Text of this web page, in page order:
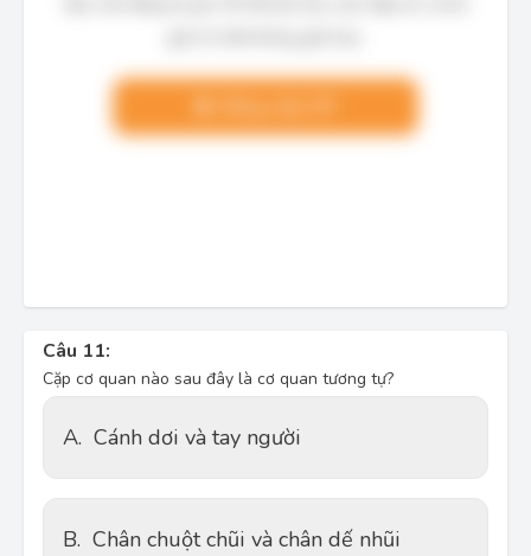
Câu 11:
Cặp cơ quan nào sau đây là cơ quan tương tự?
A. Cánh dơi và tay người
B. Chân chuột chũi và chân dế nhũi